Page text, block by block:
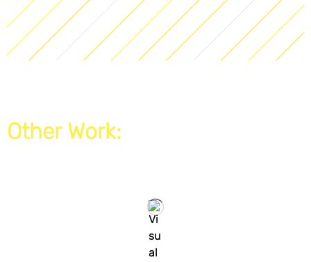
Other Work: